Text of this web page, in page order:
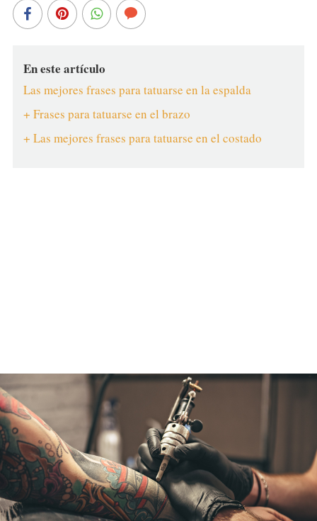
En este artículo
Las mejores frases para tatuarse en la espalda
+ Frases para tatuarse en el brazo
+ Las mejores frases para tatuarse en el costado